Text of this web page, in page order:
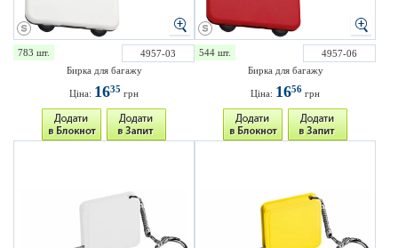
783 шт.
4957-03
Бирка для багажу
Ціна: 1635 грн
544 шт.
4957-06
Бирка для багажу
Ціна: 1656 грн